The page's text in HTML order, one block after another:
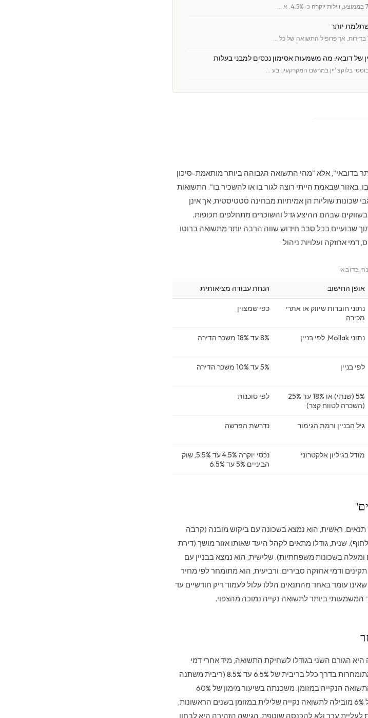
של דובאי: מה משמעות אסימון נכסים למבני בעלות
בדובאי", אלא "מהי התשואה הגבוהה ביותר מותאמת-סיכון
באזור שבאמת הייתי רוצה לגור בו או להשכיר בו". התשואות
בכותרות לגבי שכונות שוליות הן אמיתיות מבחינה סטטיסטית, אך אינן
בשווקים שבהם ההיצע גדל והשוכרים מתחלפים תכופות.
את עצמו תוך שבועיים בכל סבב חידוש שווה הרבה יותר מתשואה ברוטו
בדובאי
אופן החישוב הנחת עבודה מציאותית
נתוני חוברות שיווק או אתרי
מכירה
כפי שמצוין
נתוני Mollak, לפי בניין 8% עד 18% משכר הדירה
לפי בניין 5% עד 10% משכר הדירה
5% (שנתי) או 18% עד 25%
(השכרה לטווח קצר)
לפי סוכנות
גיל הבניין ורמת הגימור נדרשת הפרשה
מודל בגיליון אלקטרוני
נכסי יוקרה 4.5% עד 5.5%, שוק
הביניים 5% עד 6.5%
ראשית, הוא נמצא בשכונה עם ביקוש מובנה (קרבה
שנית, גודלו מתאים לקהל היעד שאותו אזור מושך (דירת
בשכונות משפחתיות). שלישית, הוא נמצא בבניין עם
ודמי אחזקה סבירים. ורביעית, הוא מתומחר לפי מחיר
עומד באחד מהתנאים הללו עלול לעמוד ריק חודשיים עד
המשמעותי ביותר לתשואה נקייה נמוכה מהצפוי.
הגורם השני בגודלו לשחיקת התשואה, מיד אחרי דמי
האחזקה. בשנת 2026 משכנתאות לתושבי חוץ מתומחרות בדרך כלל בריבית של 6.5% עד 8.5% (ריבית משתנה
מעל ה-EIBOR), והדבר מצמצם משמעותית את התשואה הנקייה במזומן. משכנתה בשיעור מימון של 60%
בריבית של 7.5% על נכס שמניב תשואה ברוטו של 6% מובילה לתשואה נקייה שלילית במזומן בשנים הראשונות,
לעליית ערך ולא להכנסה שוטפת. הגישה הזהירה היא לבחון